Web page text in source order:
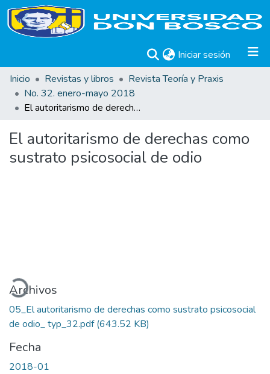
Iniciar sesión (current)
Inicio
Revistas y libros
Revista Teoría y Praxis
No. 32. enero-mayo 2018
El autoritarismo de derechas como sustrato psicosocial de odio
El autoritarismo de derechas como
sustrato psicosocial de odio
Archivos
05_El autoritarismo de derechas como sustrato psicosocial
de odio_ typ_32.pdf(643.52 KB)
Fecha
2018-01